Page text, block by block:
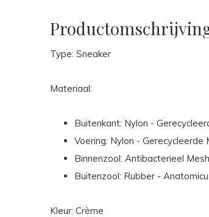
Type: Sneaker
Materiaal:
Buitenkant: Nylon -
Voering: Nylon - Gerecycleerde
Binnenzool: Antibacterieel
Buitenzool: Rubber -
Kleur: Crème